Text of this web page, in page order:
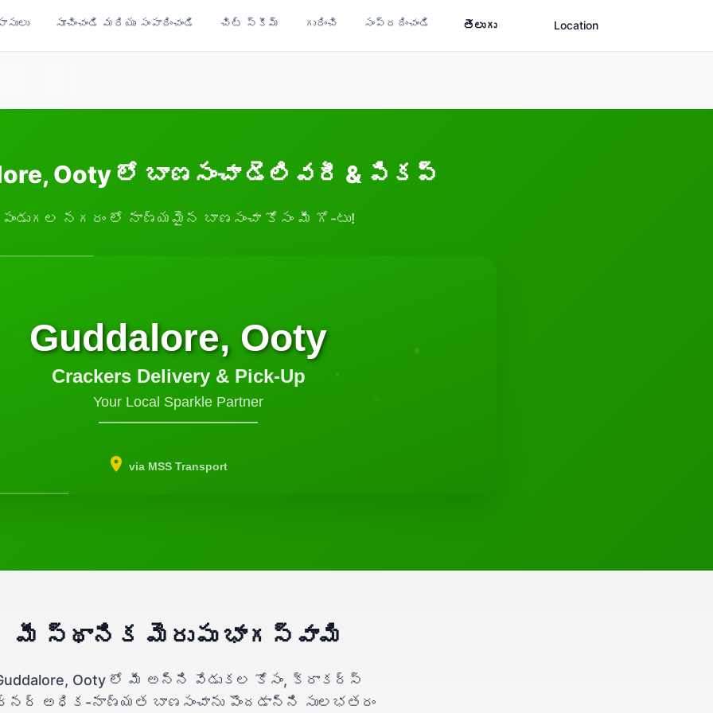
సూచించండి మరియు సంపాదించండి చిట్ స్కీమ్ గురించి సంప్రదించండి తెలుగు Location
Ooty లో బాణసంచా డెలివరీ & పికప్
పండుగల నగరం లో నాణ్యమైన బాణసంచా కోసం మీ గో-టు!
Guddalore, Ooty
Crackers Delivery & Pick-Up
Your Local Sparkle Partner
via MSS Transport
మీ స్థానిక మెరుపు భాగస్వామి
Ooty లో మీ అన్ని వేడుకల కోసం, క్రాకర్స్
అధిక-నాణ్యత బాణసంచాను పొందడాన్ని సులభతరం